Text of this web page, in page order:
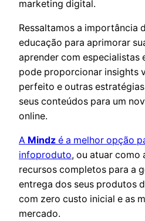
marketing digital.
Ressaltamos a importância
educação para aprimorar
aprender com especialistas
pode proporcionar insights
perfeito e outras
seus conteúdos para um
online.
A Mindz é a melhor opção
infoproduto, ou atuar como
recursos completos para a
entrega dos seus produtos
com zero custo inicial e as
mercado.